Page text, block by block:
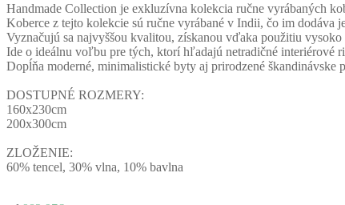
Handmade Collection je exkluzívna kolekcia ručne vyrábaných
Koberce z tejto kolekcie sú ručne vyrábané v Indii, čo im dodáva
Vyznačujú sa najvyššou kvalitou, získanou vďaka použitiu
Ide o ideálnu voľbu pre tých, ktorí hľadajú netradičné interiérové
Dopĺňa moderné, minimalistické byty aj prirodzené škandinávske
DOSTUPNÉ ROZMERY:
160x230cm
200x300cm
ZLOŽENIE:
60% tencel, 30% vlna, 10% bavlna